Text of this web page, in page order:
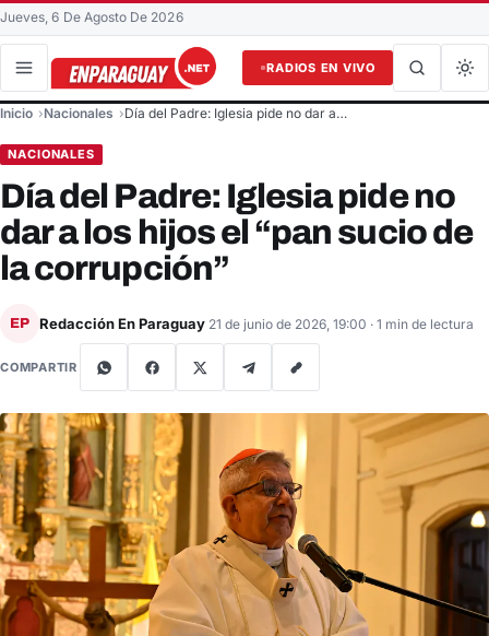
Jueves, 6 De Agosto De 2026
RADIOS EN VIVO
Buscar en el sitio
Inicio Nacionales Día del Padre: Iglesia pide no dar a…
NACIONALES
Día del Padre: Iglesia pide no
dar a los hijos el “pan sucio de
la corrupción”
EP Redacción En Paraguay 21 de junio de 2026, 19:00 · 1 min de lectura
COMPARTIR